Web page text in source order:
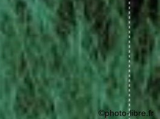
©photo-libre.fr